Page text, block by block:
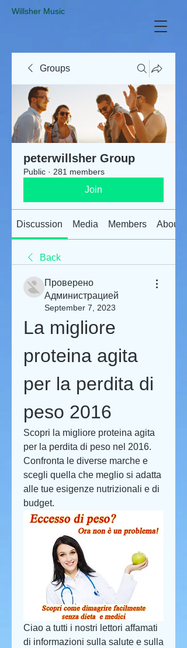
​Willsher Music
Groups
peterwillsher Group
Public · 281 members
Join
Discussion Media Members About
Back
Проверено
Администрацией
September 7, 2023
La migliore
proteina agita
per la perdita di
peso 2016
Scopri la migliore proteina agita
per la perdita di peso nel 2016.
Confronta le diverse marche e
scegli quella che meglio si adatta
alle tue esigenze nutrizionali e di
budget.
Ciao a tutti i nostri lettori affamati
di informazioni sulla salute e sulla